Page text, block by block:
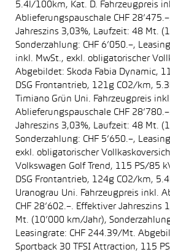
5.4l/100km, Kat. D. Fahrzeugpreis
Ablieferungspauschale CHF
Jahreszins 3,03%, Laufzeit: 48 Mt.
Sonderzahlung: CHF 6’050.–,
inkl. MwSt., exkl. obligatorischer
Abgebildet: Skoda Fabia Dynamic,
DSG Frontantrieb, 121g CO2/km,
Timiano Grün Uni. Fahrzeugpreis
Ablieferungspauschale CHF
Jahreszins 3,03%, Laufzeit: 48 Mt.
Sonderzahlung: CHF 5’650.–,
exkl. obligatorischer
Volkswagen Golf Trend, 115 PS/85
DSG Frontantrieb, 124g CO2/km,
Uranograu Uni. Fahrzeugpreis inkl.
CHF 28’602.–. Effektiver Jahreszins
Mt. (10’000 km/Jahr),
Leasingrate: CHF 244.39/Mt.
Sportback 30 TFSI Attraction, 115